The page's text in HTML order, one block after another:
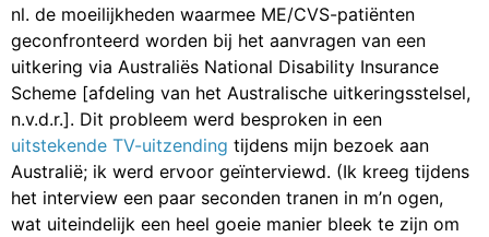
nl. de moeilijkheden waarmee ME/CVS-patiënten
geconfronteerd worden bij het aanvragen van een
uitkering via Australiës National Disability Insurance
Scheme [afdeling van het Australische uitkeringsstelsel,
n.v.d.r.]. Dit probleem werd besproken in een
uitstekende TV-uitzending tijdens mijn bezoek aan
Australië; ik werd ervoor geïnterviewd. (Ik kreeg tijdens
het interview een paar seconden tranen in m’n ogen,
wat uiteindelijk een heel goeie manier bleek te zijn om